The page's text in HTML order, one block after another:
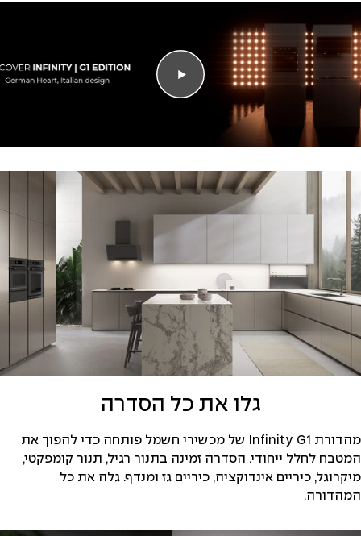
גלו את כל הסדרה
מהדורת Infinity G1 של מכשירי חשמל פותחה כדי להפוך את
המטבח לחלל ייחודי. הסדרה זמינה בתנור רגיל, תנור קומפקטי,
מיקרוגל, כיריים אינדוקציה, כיריים גז ומנדף. גלה את כל
המהדורה.